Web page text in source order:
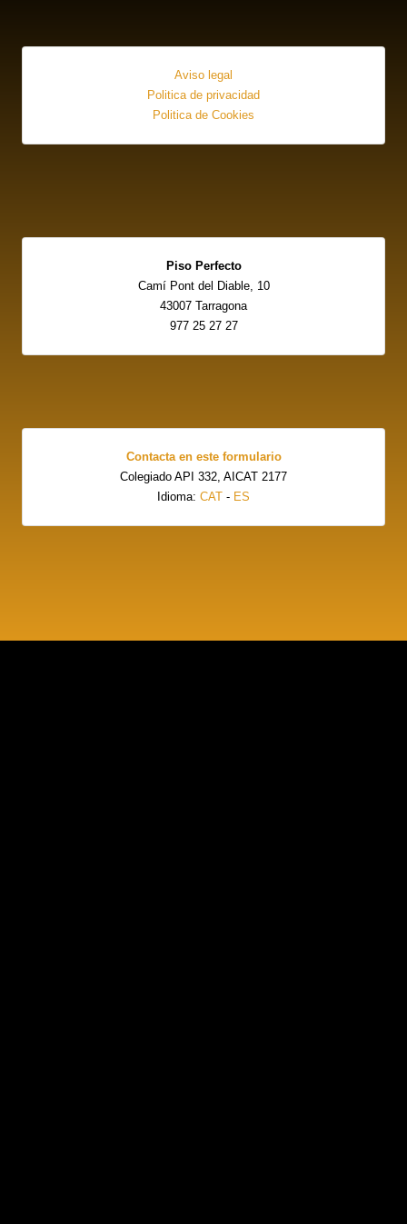
Aviso legal
Politica de privacidad
Politica de Cookies
Piso Perfecto
Camí Pont del Diable, 10
43007 Tarragona
977 25 27 27
Contacta en este formulario
Colegiado API 332, AICAT 2177
Idioma: CAT - ES